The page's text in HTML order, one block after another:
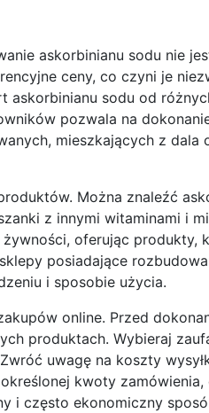
askorbinianu sodu nie
ceny, co czyni je
askorbinianu sodu od
pozwala na
mieszkających z dala
Można znaleźć
z innymi witaminami i
oferując produkty,
posiadające
i sposobie użycia.
online. Przed
produktach. Wybieraj
uwagę na koszty
kwoty
i często ekonomiczny